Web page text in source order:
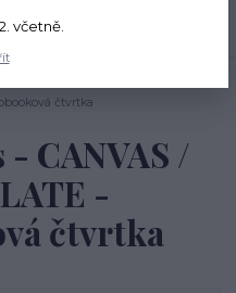
čtvrtka
CANVAS /
-
čtvrtka
včetně.